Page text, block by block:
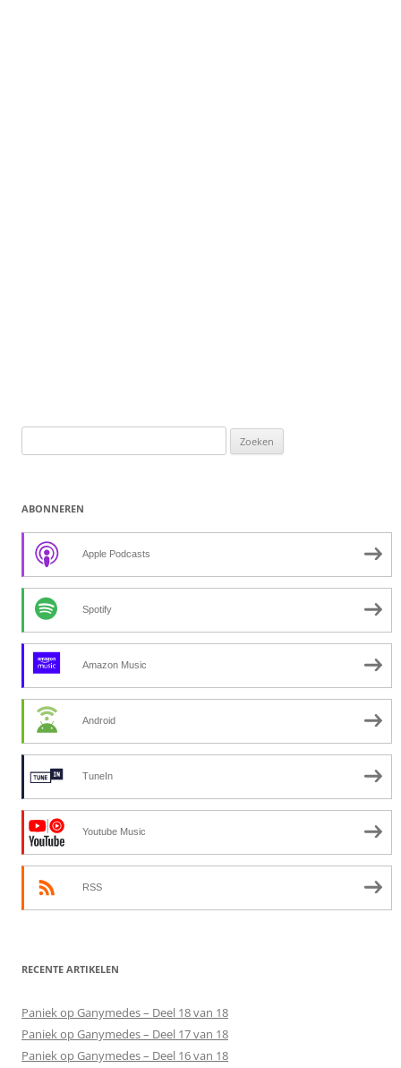
naar:
ABONNEREN
Apple Podcasts
Spotify
Amazon Music
Android
TuneIn
Youtube Music
RSS
RECENTE ARTIKELEN
Paniek op Ganymedes – Deel 18 van 18
Paniek op Ganymedes – Deel 17 van 18
Paniek op Ganymedes – Deel 16 van 18